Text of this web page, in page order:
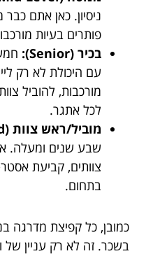
ניסיון. כאן אתם
פותרים בעיות
בכיר (Senior):
עם היכולת לא רק
מורכבות, להוביל
לכל אתגר.
מוביל/ראש צוות (Lead/Team Lead):
שבע שנים ומעלה.
צוותים, קביעת
בתחום.
כמובן, כל קפיצת מדרגה
בשכר. זה לא רק עניין